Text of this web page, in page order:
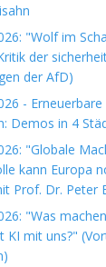
"Wolf im
der
der AfD)
- Erneuerbare
Demos in 4
"Globale
kann Europa
Prof. Dr. Peter
"Was
KI mit uns?"